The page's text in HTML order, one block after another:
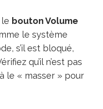
bouton Volume
le système
s’il est bloqué,
qu’il n’est pas
le « masser » pour